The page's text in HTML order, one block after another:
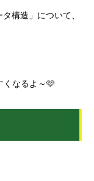
構造」について、
くなるよ～🩷